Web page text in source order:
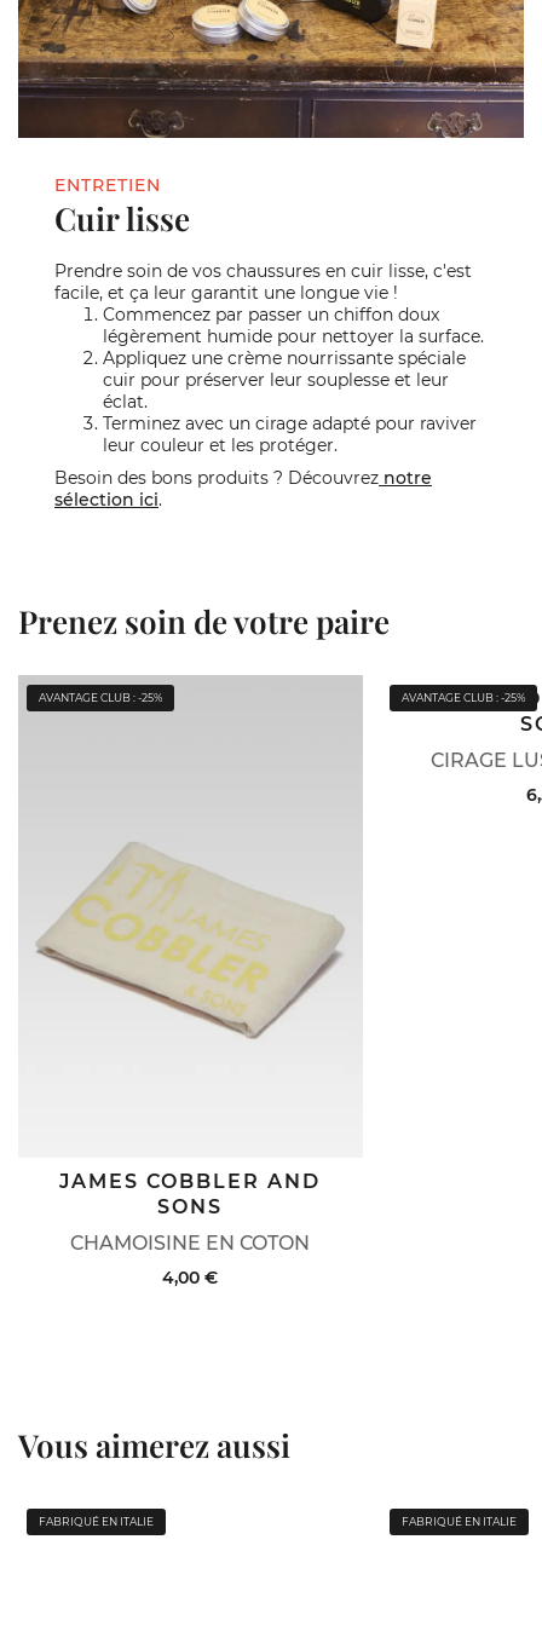
ENTRETIEN
Cuir lisse
Prendre soin de vos chaussures en cuir lisse, c'est
facile, et ça leur garantit une longue vie !
Commencez par passer un chiffon doux
légèrement humide pour nettoyer la surface.
Appliquez une crème nourrissante spéciale
cuir pour préserver leur souplesse et leur
éclat.
Terminez avec un cirage adapté pour raviver
leur couleur et les protéger.
Besoin des bons produits ? Découvrez notre
sélection ici.
Prenez soin de votre paire
AVANTAGE CLUB : -25%
CHAMOISINE EN COTON
JAMES COBBLER AND
SONS
4,00 €
AVANTAGE CLUB : -25%
CIRAGE
JAMES
Vous aimerez aussi
FABRIQUÉ EN ITALIE FABRIQUÉ EN ITALIE